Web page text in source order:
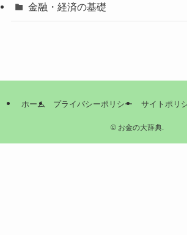
金融・経済の基礎
ホーム プライバシーポリシー サイトポリ
©お金の大辞典.